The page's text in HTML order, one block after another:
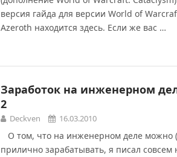
версия гайда для версии World of
Azeroth находится здесь. Если же вас …
Заработок на инженерном
2
Deckven 16.03.2010
О том, что на инженерном деле можно
прилично зарабатывать, я писал совсем